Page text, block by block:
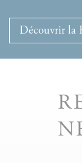
Découvrir la